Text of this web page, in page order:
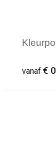
vanaf €